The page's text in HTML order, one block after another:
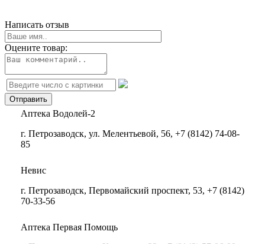
Написать отзыв
Оцените товар:
Аптека Водолей-2
г. Петрозаводск, ул. Мелентьевой, 56, +7 (8142) 74-08-
85
​​​​​​​Невис
г. Петрозаводск, Первомайский проспект, 53, +7 (8142)
70-33-56
Аптека Первая Помощь